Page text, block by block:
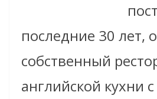
последние 30 лет,
собственный
английской кухни с